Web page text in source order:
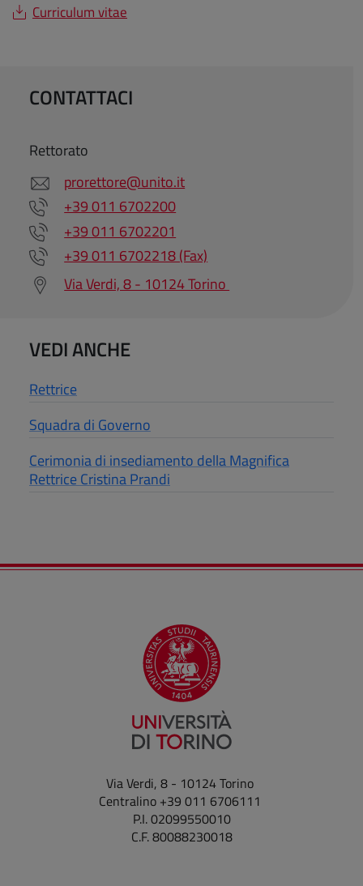
Curriculum vitae
CONTATTACI
Rettorato
prorettore@unito.it
+39 011 6702200
+39 011 6702201
+39 011 6702218 (Fax)
Via Verdi, 8 - 10124 Torino
VEDI ANCHE
Rettrice
Squadra di Governo
Cerimonia di insediamento della Magnifica
Rettrice Cristina Prandi
Via Verdi, 8 - 10124 Torino
Centralino +39 011 6706111
P.I. 02099550010
C.F. 80088230018